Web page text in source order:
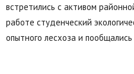
встретились с активом
работе студенческий
опытного лесхоза и